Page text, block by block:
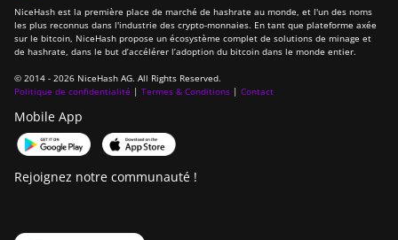
NiceHash est la première place de marché de hashrate au monde, et l'un des noms
les plus reconnus dans l'industrie des crypto-monnaies. En tant que plateforme axée
sur le bitcoin, NiceHash propose un écosystème complet de solutions de minage et
de hashrate, dans le but d’accélérer l’adoption du bitcoin dans le monde entier.
© 2014 - 2026 NiceHash AG. All Rights Reserved.
Politique de confidentialité | Termes & Conditions | Contact
Mobile App
Rejoignez notre communauté !